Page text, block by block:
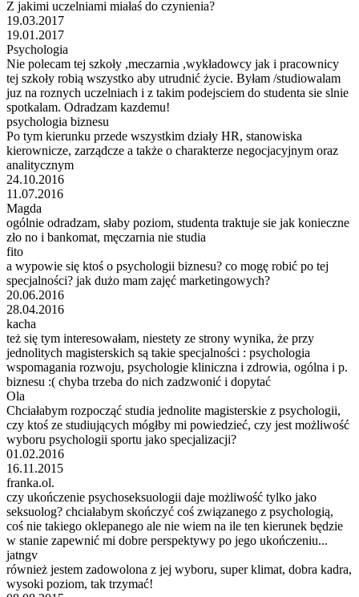
Z jakimi uczelniami miałaś do czynienia?
19.03.2017
19.01.2017
Psychologia
Nie polecam tej szkoły ,meczarnia ,wykładowcy jak i pracownicy
tej szkoły robią wszystko aby utrudnić życie. Byłam /studiowalam
juz na roznych uczelniach i z takim podejsciem do studenta sie slnie
spotkalam. Odradzam kazdemu!
psychologia biznesu
Po tym kierunku przede wszystkim działy HR, stanowiska
kierownicze, zarządcze a także o charakterze negocjacyjnym oraz
analitycznym
24.10.2016
11.07.2016
Magda
ogólnie odradzam, słaby poziom, studenta traktuje sie jak konieczne
zło no i bankomat, męczarnia nie studia
fito
a wypowie się ktoś o psychologii biznesu? co mogę robić po tej
specjalności? jak dużo mam zajęć marketingowych?
20.06.2016
28.04.2016
kacha
też się tym interesowałam, niestety ze strony wynika, że przy
jednolitych magisterskich są takie specjalności : psychologia
wspomagania rozwoju, psychologie kliniczna i zdrowia, ogólna i p.
biznesu :( chyba trzeba do nich zadzwonić i dopytać
Ola
Chciałabym rozpocząć studia jednolite magisterskie z psychologii,
czy ktoś ze studiujących mógłby mi powiedzieć, czy jest możliwość
wyboru psychologii sportu jako specjalizacji?
01.02.2016
16.11.2015
franka.ol.
czy ukończenie psychoseksuologii daje możliwość tylko jako
seksuolog? chciałabym skończyć coś związanego z psychologią,
coś nie takiego oklepanego ale nie wiem na ile ten kierunek będzie
w stanie zapewnić mi dobre perspektywy po jego ukończeniu...
jatngv
również jestem zadowolona z jej wyboru, super klimat, dobra kadra,
wysoki poziom, tak trzymać!